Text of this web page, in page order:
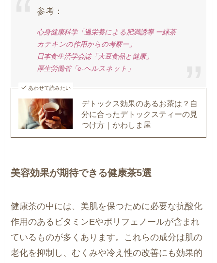
参考：
心身健康科学「過栄養による肥満誘導 ー緑茶
カテキンの作用からの考察ー」
日本食生活学会誌「大豆食品と健康」
厚生労働省「e-ヘルスネット」
あわせて読みたい
デトックス効果のあるお茶は？自
分に合ったデトックスティーの見
つけ方｜かわしま屋
美容効果が期待できる健康茶5選
健康茶の中には、美肌を保つために必要な抗酸化
作用のあるビタミンEやポリフェノールが含まれ
ているものが多くあります。これらの成分は肌の
老化を抑制し、むくみや冷え性の改善にも効果的